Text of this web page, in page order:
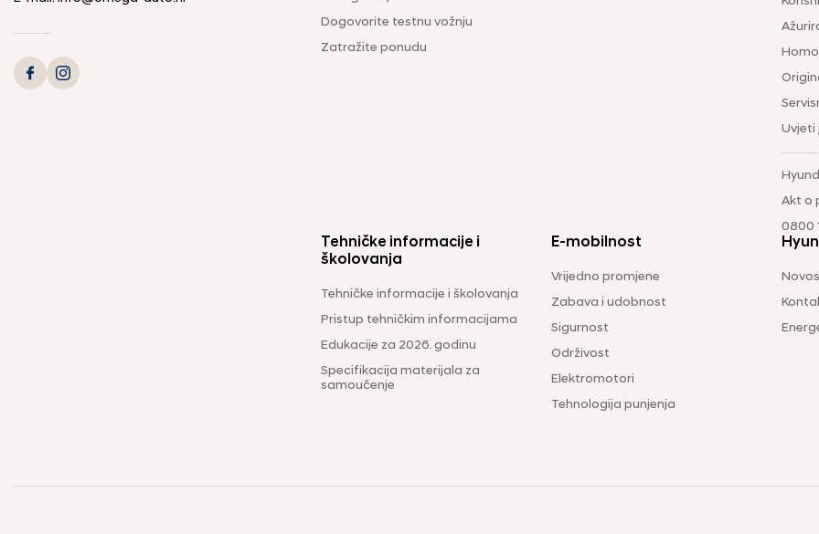
Dogovorite testnu vožnju
Zatražite ponudu
Uvjeti
Akt o
0800
Tehničke informacije i
školovanja
Tehničke informacije i školovanja
Pristup tehničkim informacijama
Edukacije za 2026. godinu
Specifikacija materijala za
samoučenje
E-mobilnost
Vrijedno promjene
Zabava i udobnost
Sigurnost
Održivost
Elektromotori
Tehnologija punjenja